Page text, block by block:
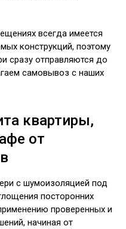
всегда имеется
конструкций, поэтому
сразу отправляются до
самовывоз с наших
квартиры,
от
с шумоизоляцией под
посторонних
проверенных и
начиная от